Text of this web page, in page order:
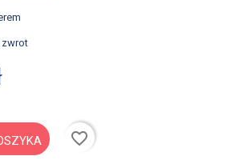
zwrot
favorite_border